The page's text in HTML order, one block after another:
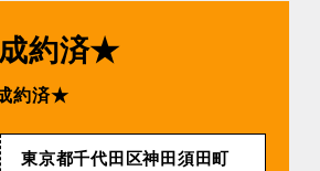
約済★
約済★
東京都千代田区神田須田町